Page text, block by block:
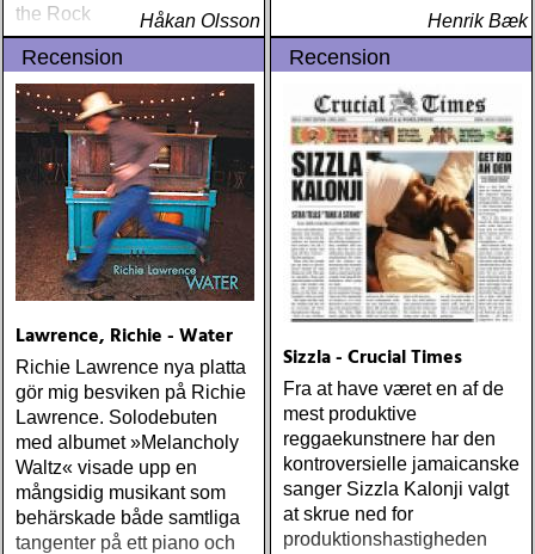
the Rock
Håkan Olsson Henrik Bæk
Recension
Lawrence, Richie - Water
Richie Lawrence nya platta
gör mig besviken på Richie
Lawrence. Solodebuten
med albumet »Melancholy
Waltz« visade upp en
mångsidig musikant som
behärskade både samtliga
tangenter på ett piano och
Recension
Sizzla - Crucial Times
Fra at have været en af de
mest produktive
reggaekunstnere har den
kontroversielle jamaicanske
sanger Sizzla Kalonji valgt
at skrue ned for
produktionshastigheden